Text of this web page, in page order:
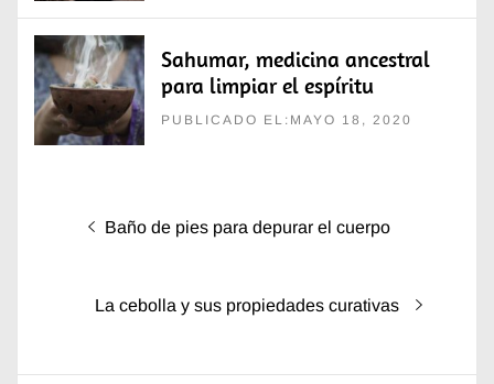
Sahumar, medicina ancestral
para limpiar el espíritu
PUBLICADO EL:MAYO 18, 2020
Navegación
Entrada
Baño de pies para depurar el cuerpo
Entrada
La cebolla y sus propiedades curativas